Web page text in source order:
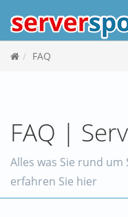
FAQ
FAQ |
Alles was Sie rund
erfahren Sie hier